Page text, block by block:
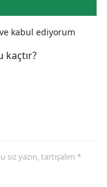
kabul ediyorum
kaçtır?
yazın, tartışalım *